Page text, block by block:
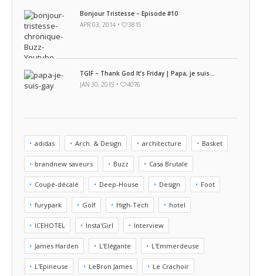
Bonjour Tristesse – Episode #10
APR 03, 2014 •
3815
TGIF – Thank God It’s Friday | Papa, je suis...
JAN 30, 2015 •
4076
adidas Arch. & Design architecture Basket
brandnew saveurs Buzz Casa Brutale
Coupé-décalé Deep-House Design Foot
furypark Golf High-Tech hotel
ICEHOTEL Insta'Girl Interview
James Harden L'Elégante L'Emmerdeuse
L'Epineuse LeBron James Le Crachoir